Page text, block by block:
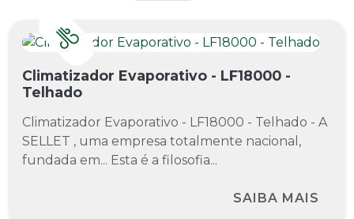
Climatizador Evaporativo - LF18000 -
Telhado
Climatizador Evaporativo - LF18000 - Telhado - A
SELLET , uma empresa totalmente nacional,
fundada em... Esta é a filosofia...
SAIBA MAIS